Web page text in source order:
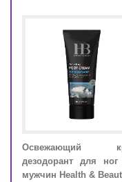
Освежающий
дезодорант для
мужчин Health &